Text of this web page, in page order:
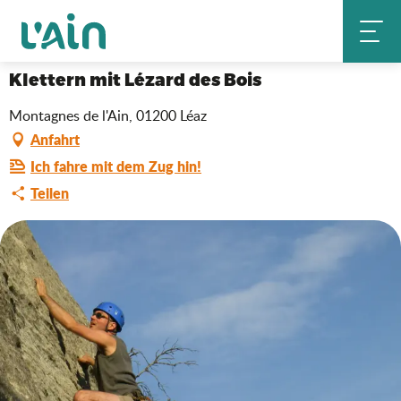
contenu
principal
Startseite
Klettern mit Lézard des Bois
Montagnes de l'Ain, 01200 Léaz
Anfahrt
Ich fahre mit dem Zug hin!
Teilen